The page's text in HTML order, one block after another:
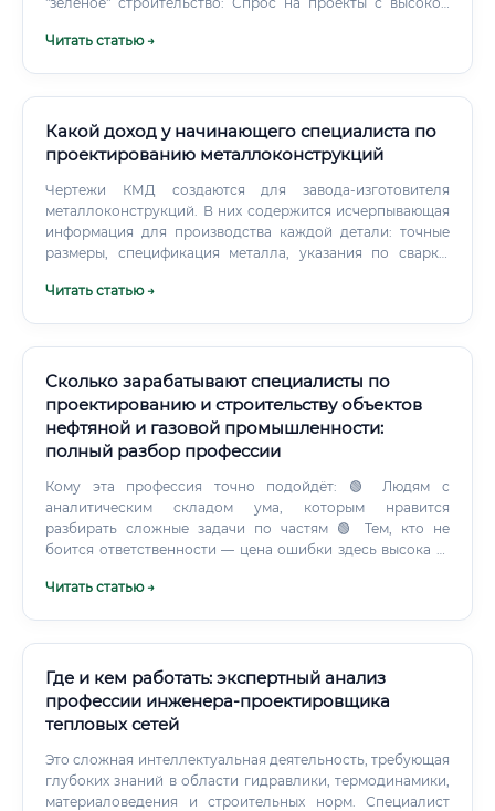
окружающую среду будет расти.
Читать статью →
Какой доход у начинающего специалиста по
проектированию металлоконструкций
Чертежи КМД создаются для завода-изготовителя
металлоконструкций. В них содержится исчерпывающая
информация для производства каждой детали: точные
размеры, спецификация металла, указания по сварке,
Читать статью →
Сколько зарабатывают специалисты по
проектированию и строительству объектов
нефтяной и газовой промышленности:
полный разбор профессии
Кому эта профессия точно подойдёт: 🟢 Людям с
аналитическим складом ума, которым нравится
разбирать сложные задачи по частям 🟢 Тем, кто не
боится ответственности — цена ошибки здесь высока 🟢
в виде реальных объектов 🟢 Тем, кто готов работать в
в удалённые места ⚠️ Есть важный момент —
психологическая устойчивость. Строительство объектов
нефтяной и газовой промышленности — это постоянные
техническими реалиями, давление со стороны
подрядчиков.
Читать статью →
Где и кем работать: экспертный анализ
профессии инженера-проектировщика
тепловых сетей
Это сложная интеллектуальная деятельность, требующая
глубоких знаний в области гидравлики, термодинамики,
материаловедения и строительных норм. Специалист